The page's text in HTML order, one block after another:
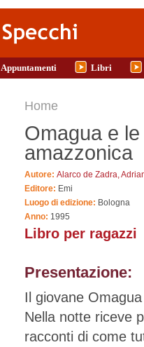
Appuntamenti Libri
Tu sei qui
Home
Omagua e
amazzonica
Autore: Alarco de Zadra,
Editore: Emi
Luogo di edizione: Bologna
Anno: 1995
Libro per ragazzi
Presentazione:
Il giovane
Nella notte riceve
racconti di come